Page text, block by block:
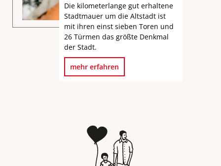
Die kilometerlange gut erhaltene
Stadtmauer um die Altstadt ist
mit ihren einst sieben Toren und
26 Türmen das größte Denkmal
der Stadt.
mehr erfahren